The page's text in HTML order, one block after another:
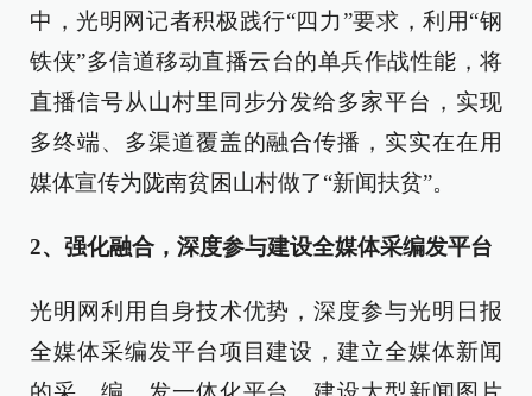
中，光明网记者积极践行“四力”要求，利用“钢
铁侠”多信道移动直播云台的单兵作战性能，将
直播信号从山村里同步分发给多家平台，实现
多终端、多渠道覆盖的融合传播，实实在在用
媒体宣传为陇南贫困山村做了“新闻扶贫”。
2、强化融合，深度参与建设全媒体采编发平台
光明网利用自身技术优势，深度参与光明日报
全媒体采编发平台项目建设，建立全媒体新闻